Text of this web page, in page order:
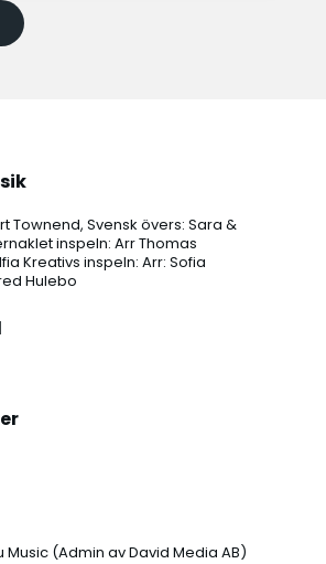
och rädsla mer.
i tryggt förvar,
Townend, Svensk övers: Sara &
inspeln: Arr Thomas
Kreativs inspeln: Arr: Sofia
Hulebo
Music (Admin av David Media AB)